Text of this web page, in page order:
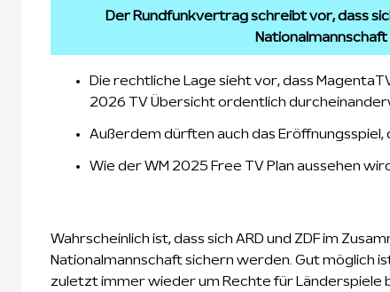
Der Rundfunkvertrag schreibt vor, dass
Die rechtliche Lage sieht vor, dass
2026 TV Übersicht ordentlich
Außerdem dürften auch das Eröffnungsspiel,
Wie der WM 2025 Free TV Plan aussehen
Wahrscheinlich ist, dass sich ARD und ZDF im
Nationalmannschaft sichern werden. Gut möglich
zuletzt immer wieder um Rechte für Länderspiele